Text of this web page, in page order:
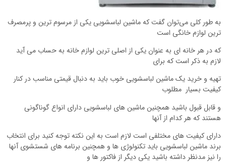
به طور کلی می‌توان گفت که ماشین لباسشویی یکی از مرسوم ترین و پرمصرف
ترین لوازم خانگی است
که در هر خانه ای به عنوان یکی از اصلی ترین لوازم خانه به حساب می آید
لازم به ذکر است که برای
تهیه و خرید یک ماشین لباسشویی خوب باید به دنبال قیمتی مناسب در کنار
کیفیت بسیار مطلوب
و قابل قبول باشید همچنین ماشین های لباسشویی دارای انواع گوناگونی
هستند که هر کدام از آنها
دارای کیفیت های مختلفی است لازم است به این نکته توجه کنید برای انتخاب
برند ماشین لباسشویی باید تکنولوژی ها و همچنین برنامه های شستشوی آنها
را نیز مدنظر داشته باشید یکی دیگر از فاکتور ها و